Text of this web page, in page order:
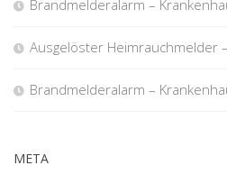
Brandmelderalarm –
Ausgelöster Heimrauchmelder
Brandmelderalarm –
META